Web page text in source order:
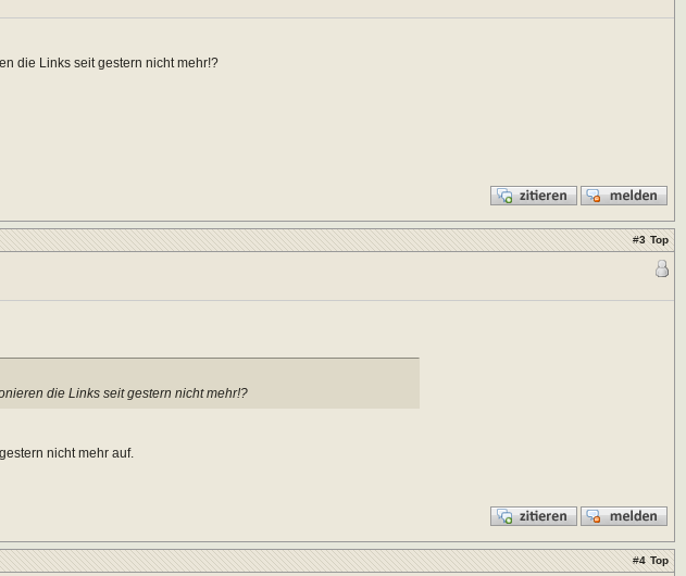
die Links seit gestern nicht mehr!?
#3 Top
die Links seit gestern nicht mehr!?
nicht mehr auf.
#4 Top